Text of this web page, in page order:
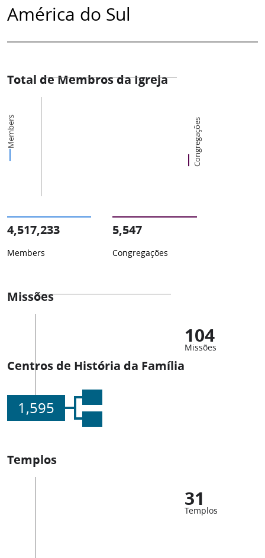
América do Sul
Total de Membros da Igreja
Members Congregações
4,517,233
Members
5,547
Congregações
Missões
104
Missões
Centros de História da Família
1,595
Templos
31
Templos